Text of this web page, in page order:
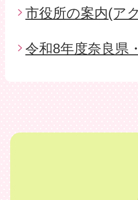
市役所の案内(ア
令和8年度奈良県